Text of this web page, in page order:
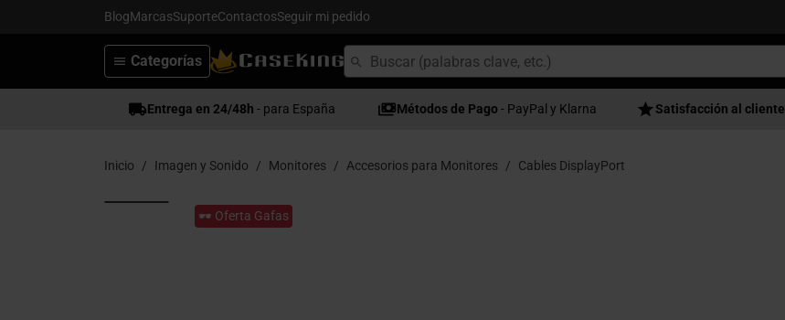
BlogMarcasSuporteContactosSeguir mi pedido
Categorías
Entrega en 24/48h - para España Métodos de Pago - PayPal y Klarna Satisfacción al cliente
Inicio Imagen y Sonido Monitores Accesorios para Monitores Cables DisplayPort
🕶️ Oferta Gafas